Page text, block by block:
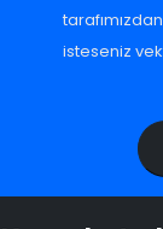
isteseniz